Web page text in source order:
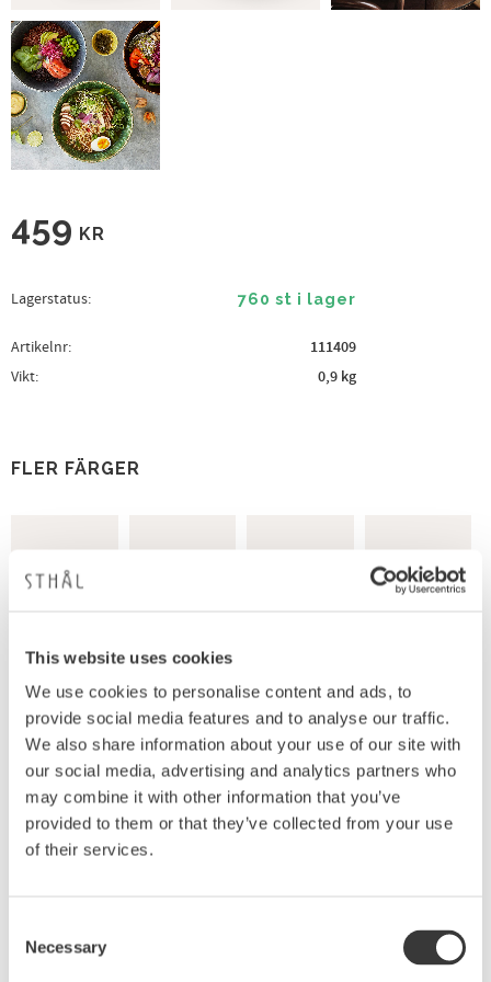
This website uses cookies
We use cookies to personalise content and ads, to
provide social media features and to analyse our traffic.
We also share information about your use of our site with
our social media, advertising and analytics partners who
may combine it with other information that you’ve
provided to them or that they’ve collected from your use
of their services.
Selection
Necessary
459 KR
Lagerstatus 760 st i lager
Artikelnr
111409
Vikt
0,9 kg
FLER FÄRGER
grytan till något alldeles extra. En härlig användbar